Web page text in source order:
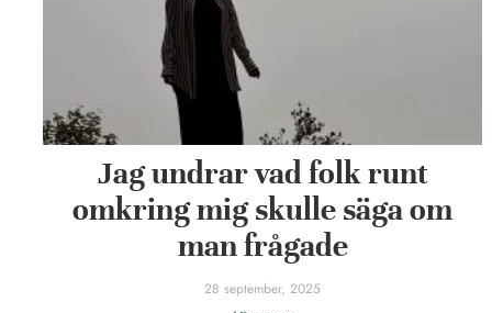
Jag undrar vad folk runt
omkring mig skulle säga om
man frågade
28 september, 2025